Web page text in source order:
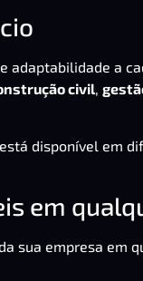
adaptabilidade a
civil,
está disponível em
em
sua empresa em